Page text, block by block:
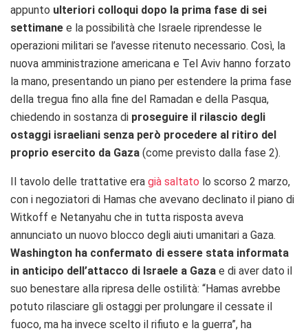
appunto ulteriori colloqui dopo la prima fase di sei
settimane e la possibilità che Israele riprendesse le
operazioni militari se l’avesse ritenuto necessario. Così, la
nuova amministrazione americana e Tel Aviv hanno forzato
la mano, presentando un piano per estendere la prima fase
della tregua fino alla fine del Ramadan e della Pasqua,
chiedendo in sostanza di proseguire il rilascio degli
ostaggi israeliani senza però procedere al ritiro del
proprio esercito da Gaza (come previsto dalla fase 2).
Il tavolo delle trattative era già saltato lo scorso 2 marzo,
con i negoziatori di Hamas che avevano declinato il piano di
Witkoff e Netanyahu che in tutta risposta aveva
annunciato un nuovo blocco degli aiuti umanitari a Gaza.
Washington ha confermato di essere stata informata
in anticipo dell’attacco di Israele a Gaza e di aver dato il
suo benestare alla ripresa delle ostilità: “Hamas avrebbe
potuto rilasciare gli ostaggi per prolungare il cessate il
fuoco, ma ha invece scelto il rifiuto e la guerra”, ha